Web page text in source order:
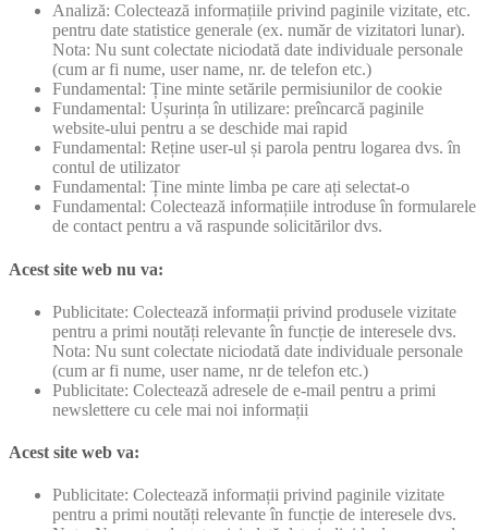
Analiză: Colectează informațiile privind paginile vizitate, etc.
pentru date statistice generale (ex. număr de vizitatori lunar).
Nota: Nu sunt colectate niciodată date individuale personale
(cum ar fi nume, user name, nr. de telefon etc.)
Fundamental: Ține minte setările permisiunilor de cookie
Fundamental: Ușurința în utilizare: preîncarcă paginile
website-ului pentru a se deschide mai rapid
Fundamental: Reține user-ul și parola pentru logarea dvs. în
contul de utilizator
Fundamental: Ține minte limba pe care ați selectat-o
Fundamental: Colectează informațiile introduse în formularele
de contact pentru a vă raspunde solicitărilor dvs.
Acest site web nu va:
Publicitate: Colectează informații privind produsele vizitate
pentru a primi noutăți relevante în funcție de interesele dvs.
Nota: Nu sunt colectate niciodată date individuale personale
(cum ar fi nume, user name, nr de telefon etc.)
Publicitate: Colectează adresele de e-mail pentru a primi
newslettere cu cele mai noi informații
Acest site web va:
Publicitate: Colectează informații privind paginile vizitate
pentru a primi noutăți relevante în funcție de interesele dvs.